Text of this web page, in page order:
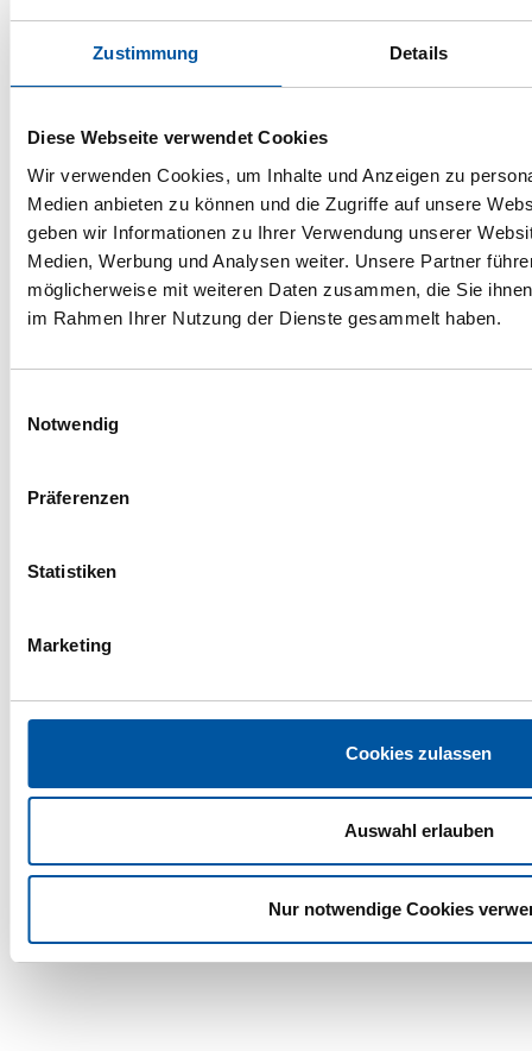
Zustimmung Details
Diese Webseite verwendet Cookies
Wir verwenden Cookies, um Inhalte und Anzeigen zu
Medien anbieten zu können und die Zugriffe auf unsere
geben wir Informationen zu Ihrer Verwendung unserer
Medien, Werbung und Analysen weiter. Unsere Partner
möglicherweise mit weiteren Daten zusammen, die Sie
im Rahmen Ihrer Nutzung der Dienste gesammelt haben.
Notwendig
Präferenzen
Statistiken
Marketing
Cookies zulassen
Auswahl erlauben
Nur notwendige Cookies
Datenschutz
Ich erkläre mich damit einverstanden, dass meine
personenbezogenen Daten zum Zweck und über
verarbeitet werden.